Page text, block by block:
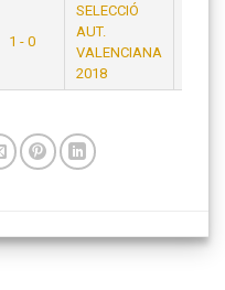
1 - 0
SELECCIÓ
AUT.
VALENCIANA
2018